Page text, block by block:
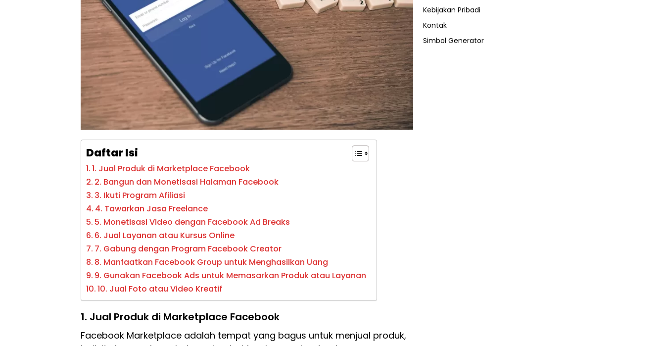
Daftar Isi
1. Jual Produk di Marketplace Facebook
2. Bangun dan Monetisasi Halaman Facebook
3. Ikuti Program Afiliasi
4. Tawarkan Jasa Freelance
5. Monetisasi Video dengan Facebook Ad Breaks
6. Jual Layanan atau Kursus Online
7. Gabung dengan Program Facebook Creator
8. Manfaatkan Facebook Group untuk Menghasilkan Uang
9. Gunakan Facebook Ads untuk Memasarkan Produk atau Layanan
10. Jual Foto atau Video Kreatif
1. Jual Produk di Marketplace Facebook
Facebook Marketplace adalah tempat yang bagus untuk menjual produk,
Kebijakan Pribadi
Kontak
Simbol Generator